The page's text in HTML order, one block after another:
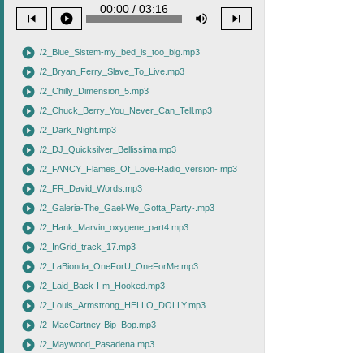
skip_previous play_circle
00:00 / 03:16
volume_up skip_next
play_circle /2_Blue_Sistem-my_bed_is_too_big.mp3
play_circle /2_Bryan_Ferry_Slave_To_Live.mp3
play_circle /2_Chilly_Dimension_5.mp3
play_circle /2_Chuck_Berry_You_Never_Can_Tell.mp3
play_circle /2_Dark_Night.mp3
play_circle /2_DJ_Quicksilver_Bellissima.mp3
play_circle /2_FANCY_Flames_Of_Love-Radio_version-.mp3
play_circle /2_FR_David_Words.mp3
play_circle /2_Galeria-The_Gael-We_Gotta_Party-.mp3
play_circle /2_Hank_Marvin_oxygene_part4.mp3
play_circle /2_InGrid_track_17.mp3
play_circle /2_LaBionda_OneForU_OneForMe.mp3
play_circle /2_Laid_Back-I-m_Hooked.mp3
play_circle /2_Louis_Armstrong_HELLO_DOLLY.mp3
play_circle /2_MacCartney-Bip_Bop.mp3
play_circle /2_Maywood_Pasadena.mp3